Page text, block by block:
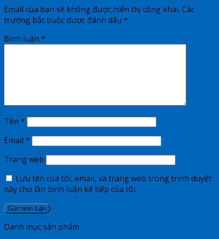
Email của bạn sẽ không được hiển thị công khai. Các
trường bắt buộc được đánh dấu *
Bình luận *
Tên *
Email *
Trang web
Lưu tên của tôi, email, và trang web trong trình duyệt
này cho lần bình luận kế tiếp của tôi.
Danh mục sản phẩm